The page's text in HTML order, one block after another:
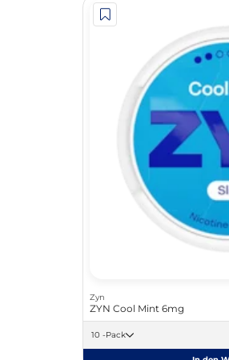
Zyn
ZYN Cool Mint 6mg
10 -Pack